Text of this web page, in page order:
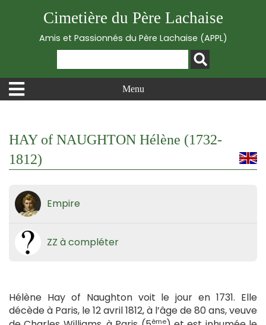
Cimetière du Père Lachaise
Amis et Passionnés du Père Lachaise (APPL)
Menu
HAY of NAUGHTON Hélène (1732-
1812)
Empire
ZZ à compléter
Hélène Hay of Naughton voit le jour en 1731. Elle
décède à Paris, le 12 avril 1812, à l’âge de 80 ans, veuve
ème